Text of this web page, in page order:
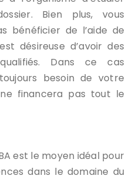
Bien plus, vous
bénéficier de l’aide de
désireuse d’avoir des
Dans ce cas
besoin de votre
financera pas tout le
est le moyen idéal pour
dans le domaine du